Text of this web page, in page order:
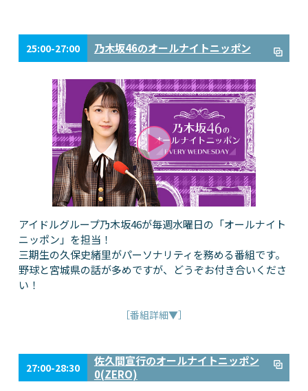
25:00-27:00 乃木坂46のオールナイトニッポン
アイドルグループ乃木坂46が毎週水曜日の「オールナイト
ニッポン」を担当！
三期生の久保史緒里がパーソナリティを務める番組です。
野球と宮城県の話が多めですが、どうぞお付き合いくださ
い！
［番組詳細▼］
27:00-28:30
佐久間宣行のオールナイトニッポン
0(ZERO)